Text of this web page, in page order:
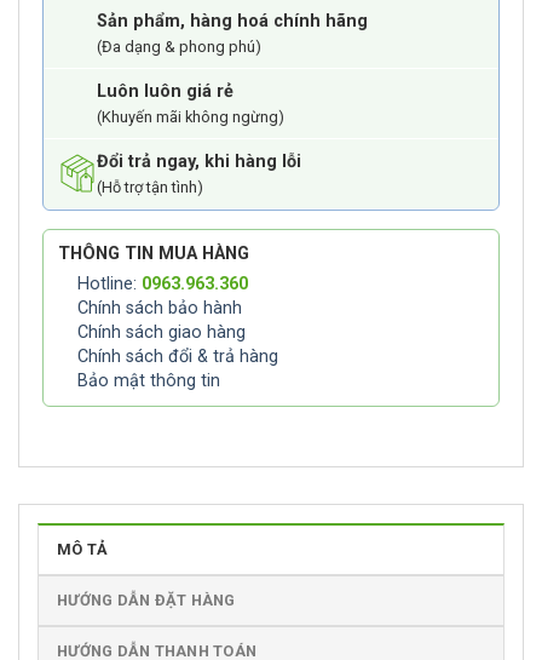
Sản phẩm, hàng hoá chính hãng
(Đa dạng & phong phú)
Luôn luôn giá rẻ
(Khuyến mãi không ngừng)
Đổi trả ngay, khi hàng lỗi
(Hỗ trợ tận tình)
THÔNG TIN MUA HÀNG
Hotline: 0963.963.360
Chính sách bảo hành
Chính sách giao hàng
Chính sách đổi & trả hàng
Bảo mật thông tin
MÔ TẢ
HƯỚNG DẪN ĐẶT HÀNG
HƯỚNG DẪN THANH TOÁN